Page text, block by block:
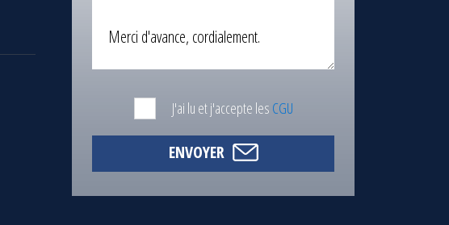
J'ai lu et j'accepte les CGU
ENVOYER